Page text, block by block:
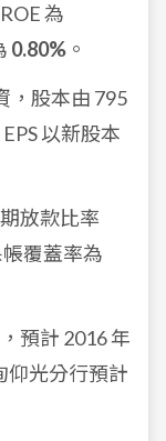
為
0.80% 。
，股本由 795
以新股本
放款比率
帳覆蓋率為
預計 2016 年
仰光分行預計